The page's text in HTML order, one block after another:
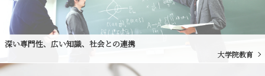
深い専門性、広い知識、社会との連携
大学院教育